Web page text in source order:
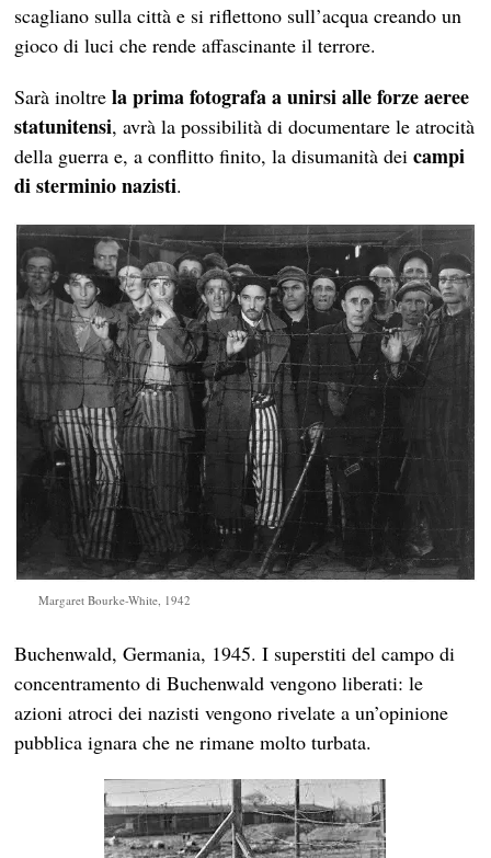
scagliano sulla città e si riflettono sull’acqua creando un
gioco di luci che rende affascinante il terrore.
Sarà inoltrela prima fotografa a unirsi alle forze aeree
statunitensi, avrà la possibilità di documentare le atrocità
della guerra e, a conflitto finito, la disumanità deicampi
di sterminio nazisti.
Margaret Bourke-White, 1942
Buchenwald, Germania, 1945. I superstiti del campo di
concentramento di Buchenwald vengono liberati: le
azioni atroci dei nazisti vengono rivelate a un’opinione
pubblica ignara che ne rimane molto turbata.